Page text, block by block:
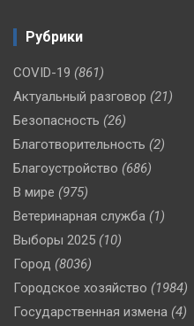
Рубрики
COVID-19 (861)
Актуальный разговор (21)
Безопасность (26)
Благотворительность (2)
Благоустройство (686)
В мире (975)
Ветеринарная служба (1)
Выборы 2025 (10)
Город (8036)
Городское хозяйство (1984)
Государственная измена (4)